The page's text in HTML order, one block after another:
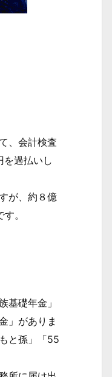
、会計検査
を過払いし
が、約８億
。
基礎年金」
」がありま
と孫」「55